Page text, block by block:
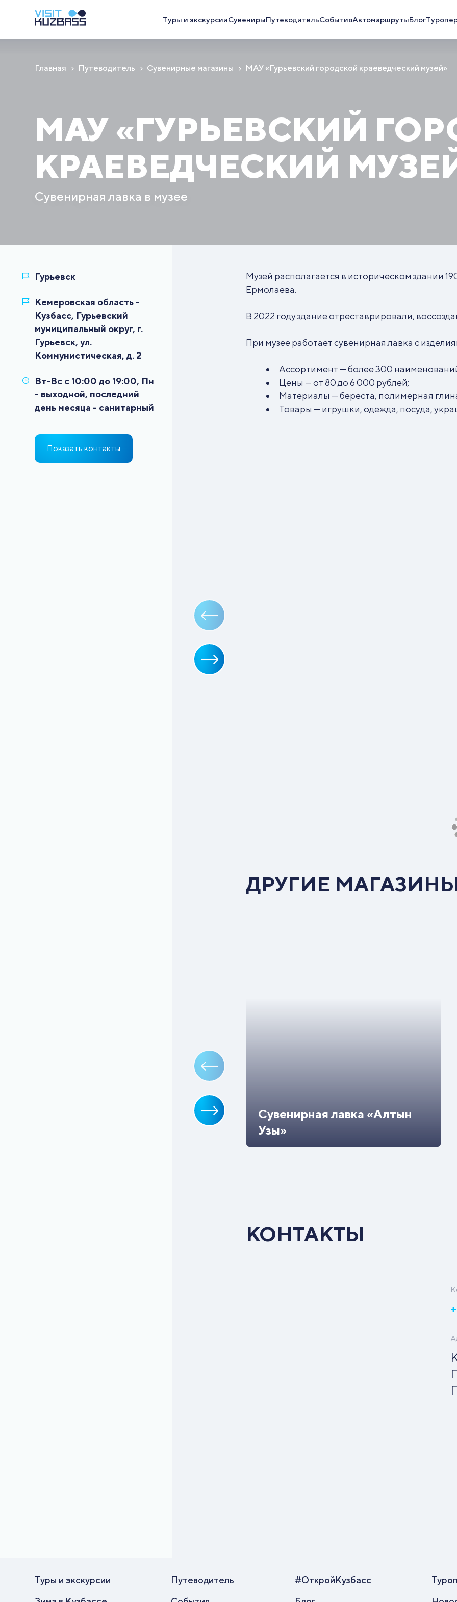
Туры и экскурсииСувенирыПутеводительСобытияАвтомаршрутыБлог
Главная Путеводитель Сувенирные магазины МАУ «Гурьевский городской краеведческий музей»
МАУ «ГУРЬЕВСКИЙ
КРАЕВЕДЧЕСКИЙ
Сувенирная лавка в музее
Кемеровская область -
Кузбасс, Гурьевский
муниципальный округ, г.
Гурьевск, ул.
Вт-Вс с 10:00 до 19:00, Пн
- выходной, последний
Показать контакты
Музей располагается в историческом здании
Ермолаева.
В 2022 году здание отреставрировали,
При музее работает сувенирная лавка с
Ассортимент — более 300
Цены — от 80 до 6 000 рублей;
Материалы — береста, полимерная
Товары — игрушки, одежда, посуда,
ДРУГИЕ
Сувенирная лавка «Алтын
Узы»
КОНТАКТЫ
Туры и экскурсии
Путеводитель
#ОткройКузбасс